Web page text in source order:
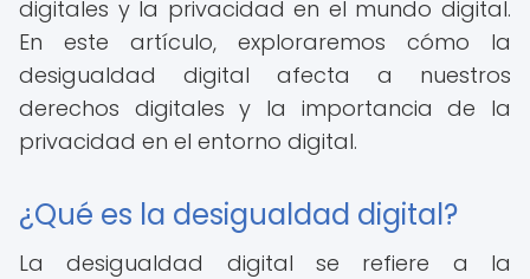
digitales y la privacidad en el mundo digital.
En este artículo, exploraremos cómo la
desigualdad digital afecta a nuestros
derechos digitales y la importancia de la
privacidad en el entorno digital.
¿Qué es la desigualdad digital?
La desigualdad digital se refiere a la